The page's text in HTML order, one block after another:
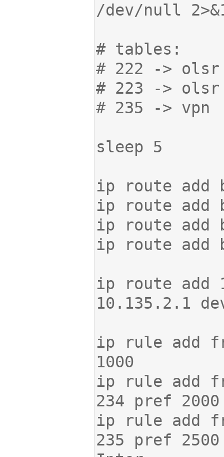
ip route add
ip rule add
ip rule add
ip rule add
235 pref